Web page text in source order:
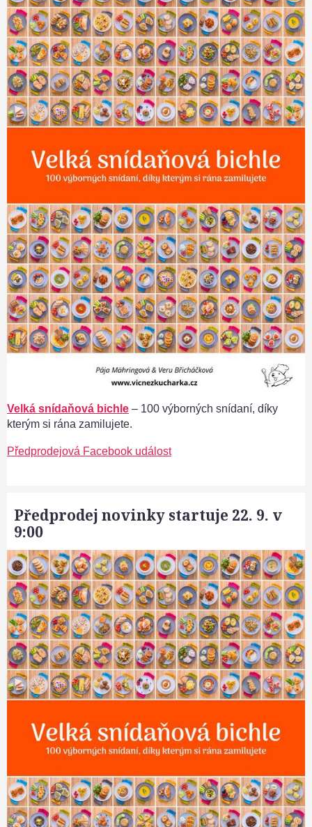
Velká snídaňová bichle – 100 výborných snídaní, díky
kterým si rána zamilujete.
Předprodejová Facebook událost
Předprodej novinky startuje 22. 9. v
9:00